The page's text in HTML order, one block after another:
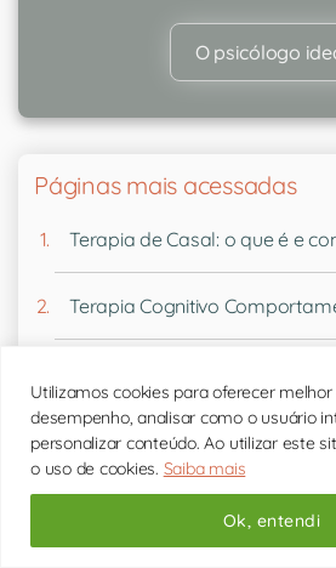
Utilizamos cookies para oferecer
desempenho, analisar como o usuário
personalizar conteúdo. Ao utilizar este
o uso de cookies. Saiba mais
Ok, entendi
O psicólogo
Páginas mais acessadas
Terapia de Casal: o que é e
Terapia Cognitivo
Ansiedade: o que é e como